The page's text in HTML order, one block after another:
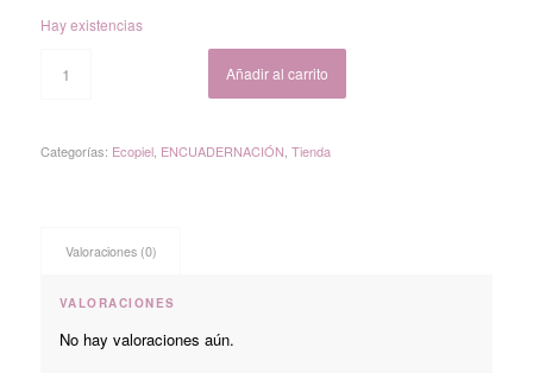
Hay existencias
Añadir al carrito
Categorías: Ecopiel, ENCUADERNACIÓN Tienda
Valoraciones (0)
VALORACIONES
No hay valoraciones aún.